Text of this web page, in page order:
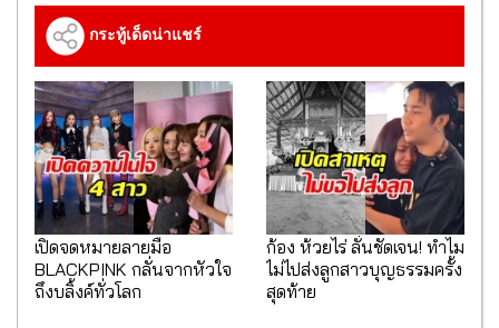
กระทู้เด็ดน่าแชร์
เปิดจดหมายลายมือ
BLACKPINK กลั่นจากหัวใจ
ถึงบลิ้งค์ทั่วโลก
ก้อง ห้วยไร่ ลั่นชัดเจน! ทำไม
ไม่ไปส่งลูกสาวบุญธรรมครั้ง
สุดท้าย